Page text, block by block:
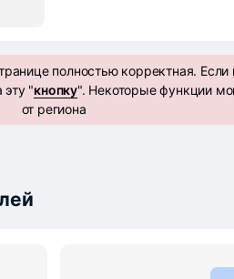
полностью корректная.
"кнопку". Некоторые функции
от региона